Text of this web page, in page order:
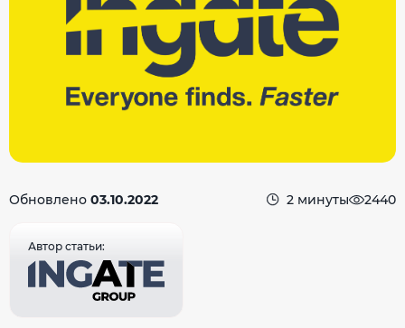
Обновлено 03.10.2022 2 минуты 2440
Автор статьи: